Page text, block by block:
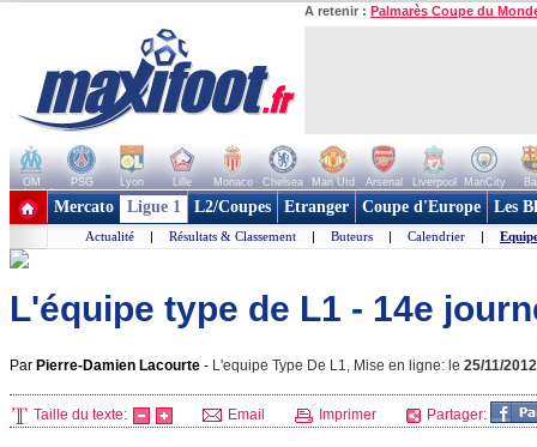
A retenir : Palmarès Coupe du
OM PSG Lyon Lille Monaco Chelsea Man Utd Arsenal Liverpool ManCity
+ de clubs
Mercato Ligue 1 L2/Coupes Etranger Coupe d'Europe Les
Actualité | Résultats & Classement | Buteurs | Calendrier |
L'équipe type de L1 - 14e
Par Pierre-Damien Lacourte - L'equipe Type De L1, Mise en ligne: le 25/11/2012
Taille du texte: Email Imprimer Partager: